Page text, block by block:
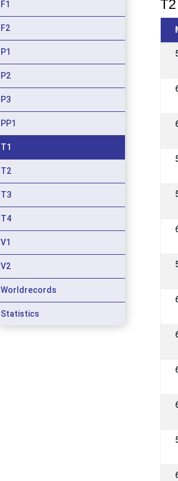
F1
F2
P1
P2
P3
PP1
T1
T2
T3
T4
V1
V2
Worldrecords
Statistics